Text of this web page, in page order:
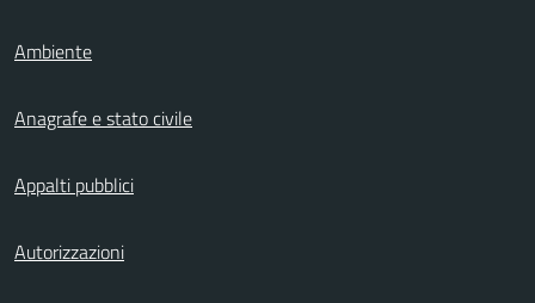
Ambiente
Anagrafe e stato civile
Appalti pubblici
Autorizzazioni